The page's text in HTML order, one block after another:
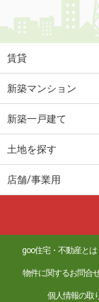
青森県青森市富田
青森県青森市金
専
間
青森県青森市原
賃貸
新築マンション
新築一戸建て
土地を探す
店舗/事業用
goo住宅・不動産とは
物件に関するお問合
個人情報の取